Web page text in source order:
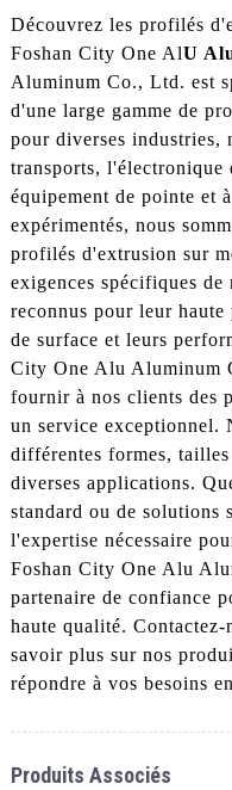
Découvrez les profilés
Foshan City One AlU
Aluminum Co., Ltd. est
d'une large gamme de
pour diverses industries,
transports, l'électronique
équipement de pointe et
expérimentés, nous
profilés d'extrusion sur
exigences spécifiques
reconnus pour leur
de surface et leurs
City One Alu Aluminum
fournir à nos clients des
un service exceptionnel.
différentes formes,
diverses applications.
standard ou de solutions
l'expertise nécessaire
Foshan City One Alu
partenaire de confiance
haute qualité.
savoir plus sur nos
répondre à vos besoins
Produits Associés